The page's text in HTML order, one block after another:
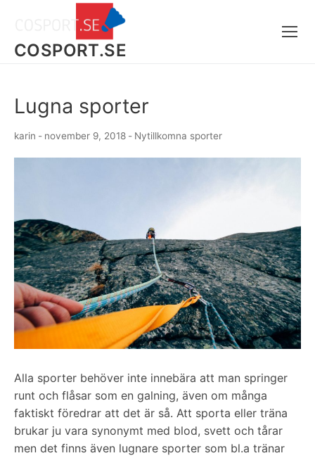
content
COSPORT.SE
Lugna sporter
karin - november 9, 2018 - Nytillkomna sporter
Alla sporter behöver inte innebära att man springer
runt och flåsar som en galning, även om många
faktiskt föredrar att det är så. Att sporta eller träna
brukar ju vara synonymt med blod, svett och tårar
men det finns även lugnare sporter som bl.a tränar